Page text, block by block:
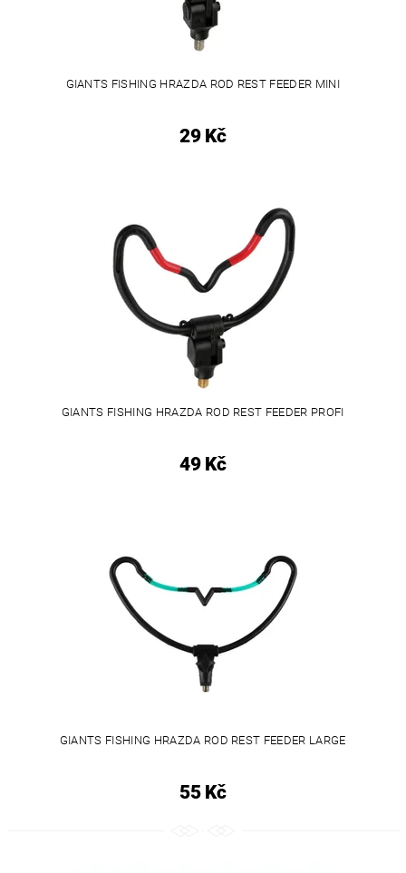
GIANTS FISHING HRAZDA ROD REST FEEDER MINI
29 Kč
GIANTS FISHING HRAZDA ROD REST FEEDER PROFI
49 Kč
GIANTS FISHING HRAZDA ROD REST FEEDER LARGE
55 Kč